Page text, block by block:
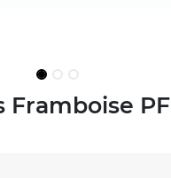
Framboise PF